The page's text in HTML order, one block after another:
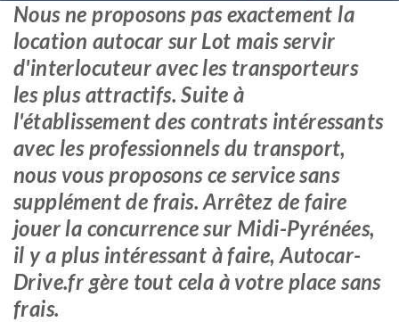
Nous ne proposons pas exactement la
location autocar sur Lot mais servir
d'interlocuteur avec les transporteurs
les plus attractifs. Suite à
l'établissement des contrats intéressants
avec les professionnels du transport,
nous vous proposons ce service sans
supplément de frais. Arrêtez de faire
jouer la concurrence sur Midi-Pyrénées,
il y a plus intéressant à faire, Autocar-
Drive.fr gère tout cela à votre place sans
frais.